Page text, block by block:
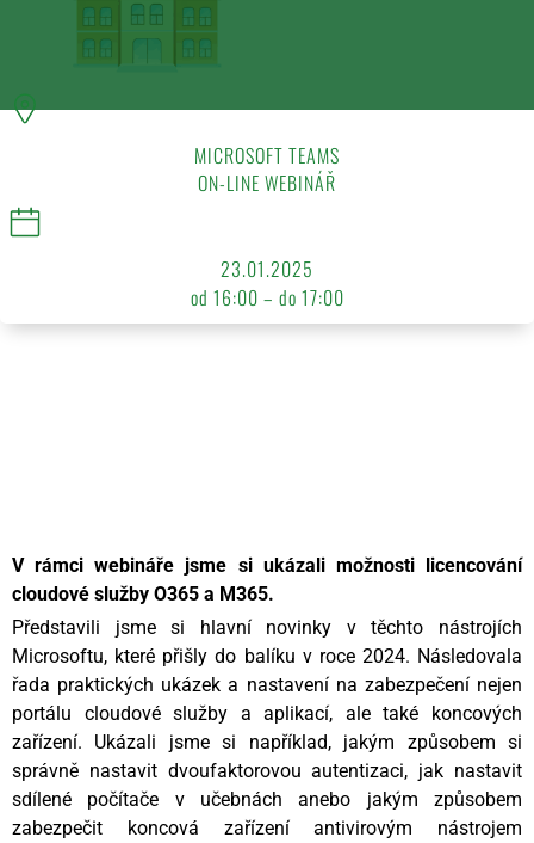
MICROSOFT TEAMS
ON-LINE WEBINÁŘ
23.01.2025
od 16:00 – do 17:00
V rámci webináře jsme si ukázali možnosti licencování
cloudové služby O365 a M365.
Představili jsme si hlavní novinky v těchto nástrojích
Microsoftu, které přišly do balíku v roce 2024. Následovala
řada praktických ukázek a nastavení na zabezpečení nejen
portálu cloudové služby a aplikací, ale také koncových
zařízení. Ukázali jsme si například, jakým způsobem si
správně nastavit dvoufaktorovou autentizaci, jak nastavit
sdílené počítače v učebnách anebo jakým způsobem
zabezpečit koncová zařízení antivirovým nástrojem